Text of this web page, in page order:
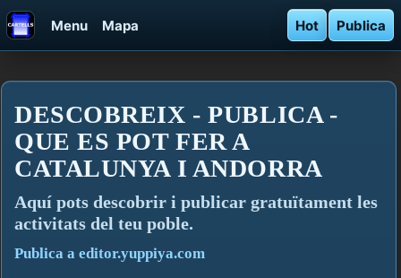
Menu Mapa Hot Publica
DESCOBREIX - PUBLICA -
QUE ES POT FER A
CATALUNYA I ANDORRA
Aquí­ pots descobrir i publicar gratuïtament les
activitats del teu poble.
Publica a editor.yuppiya.com